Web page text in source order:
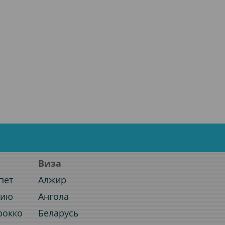
Виза
Алжир
Ангола
Беларусь